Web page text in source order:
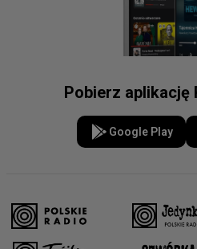
Pobierz aplikację
Google Play